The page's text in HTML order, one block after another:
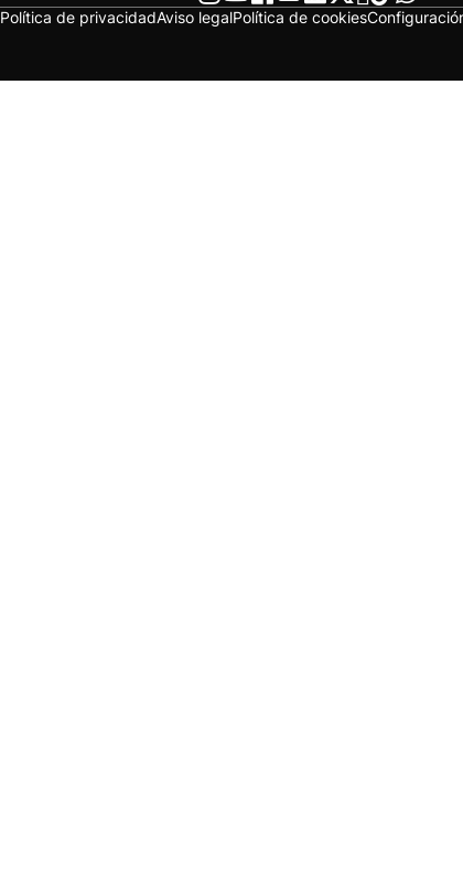
Política de privacidadAviso legalPolítica de cookies